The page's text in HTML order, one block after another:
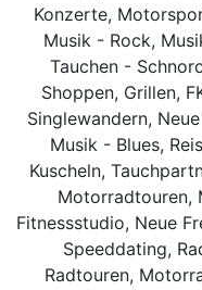
Konzerte,
Musik - Rock,
Tauchen -
Shoppen, Grillen,
Singlewandern,
Musik - Blues,
Kuscheln,
Motorradtouren,
Fitnessstudio, Neue
Speeddating,
Radtouren,